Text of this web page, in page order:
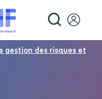
gestion des risques et